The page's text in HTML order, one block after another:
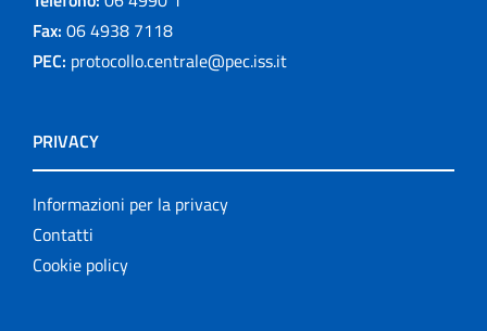
Fax: 06 4938 7118
PEC: protocollo.centrale@pec.iss.it
PRIVACY
Informazioni per la privacy
Contatti
Cookie policy